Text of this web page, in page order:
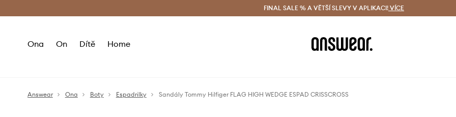
Doručení a vrácení zdarma (od 1800 Kč) Doručení i do 24 h
FINAL SALE % A VĚTŠÍ SLEVY V APLIKACI! VÍCE
Ona On Dítě Home
Answear Ona Boty Espadrilky Sandály Tommy Hilfiger FLAG HIGH WEDGE ESPAD CRISSCROSS